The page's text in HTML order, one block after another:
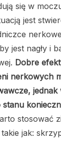
się w
jest
jest nagły i
Dobre
nerkowych
jednak
stanu
stosować
jak: